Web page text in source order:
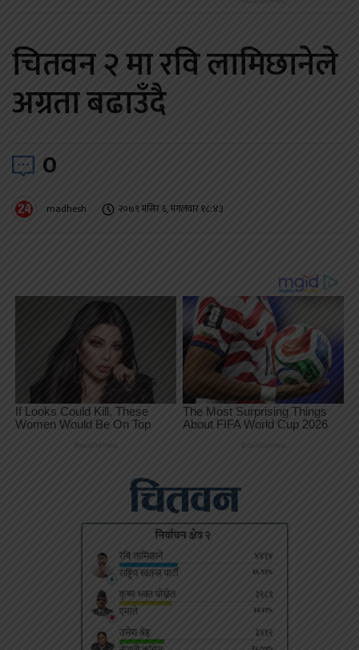
चितवन २ मा रवि लामिछानेले
अग्रता बढाउँदै
0
madhesh २०७९ मंसिर ६, मंगलवार १८:४३